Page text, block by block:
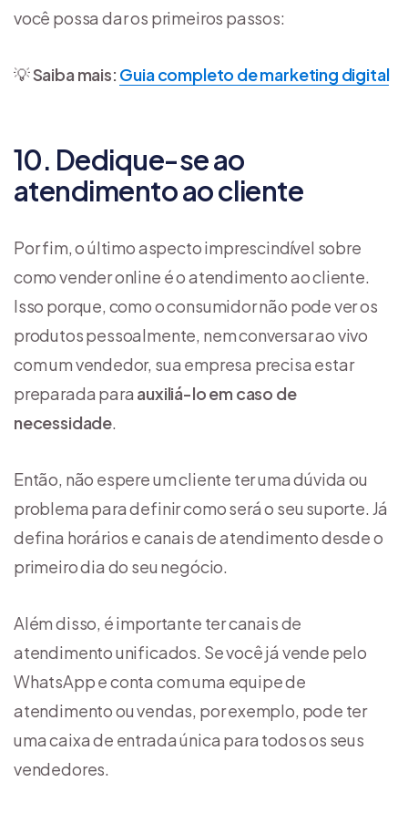
você possa dar os primeiros passos:
💡Saiba mais: Guia completo de marketing digital
10. Dedique-se ao
atendimento ao cliente
Por fim, o último aspecto imprescindível sobre
como vender online é o atendimento ao cliente.
Isso porque, como o consumidor não pode ver os
produtos pessoalmente, nem conversar ao vivo
com um vendedor, sua empresa precisa estar
preparada para auxiliá-lo em caso de
necessidade.
Então, não espere um cliente ter uma dúvida ou
problema para definir como será o seu suporte. Já
defina horários e canais de atendimento desde o
primeiro dia do seu negócio.
Além disso, é importante ter canais de
atendimento unificados. Se você já vende pelo
WhatsApp e conta com uma equipe de
atendimento ou vendas, por exemplo, pode ter
uma caixa de entrada única para todos os seus
vendedores.